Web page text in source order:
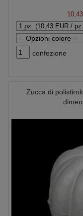
confezione
Zucca di